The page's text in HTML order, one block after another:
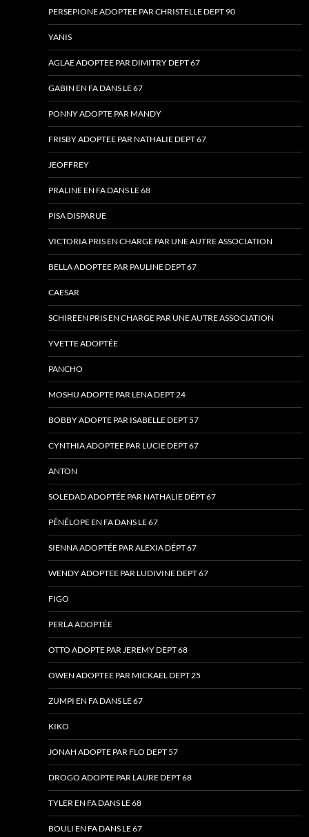
PERSEPIONE ADOPTEE PAR CHRISTELLE DEPT 90
YANIS
AGLAE ADOPTEE PAR DIMITRY DEPT 67
GABIN EN FA DANS LE 67
PONNY ADOPTE PAR MANDY
FRISBY ADOPTEE PAR NATHALIE DEPT 67
JEOFFREY
PRALINE EN FA DANS LE 68
PISA DISPARUE
VICTORIA PRIS EN CHARGE PAR UNE AUTRE ASSOCIATION
BELLA ADOPTEE PAR PAULINE DEPT 67
CAESAR
SCHIREEN PRIS EN CHARGE PAR UNE AUTRE ASSOCIATION
YVETTE ADOPTÉE
PANCHO
MOSHU ADOPTE PAR LENA DEPT 24
BOBBY ADOPTE PAR ISABELLE DEPT 57
CYNTHIA ADOPTEE PAR LUCIE DEPT 67
ANTON
SOLEDAD ADOPTÉE PAR NATHALIE DÉPT 67
PÉNÉLOPE EN FA DANS LE 67
SIENNA ADOPTÉE PAR ALEXIA DÉPT 67
WENDY ADOPTEE PAR LUDIVINE DEPT 67
FIGO
PERLA ADOPTÉE
OTTO ADOPTE PAR JEREMY DEPT 68
OWEN ADOPTEE PAR MICKAEL DEPT 25
ZUMPI EN FA DANS LE 67
KIKO
JONAH ADOPTE PAR FLO DEPT 57
DROGO ADOPTE PAR LAURE DEPT 68
TYLER EN FA DANS LE 68
BOULI EN FA DANS LE 67